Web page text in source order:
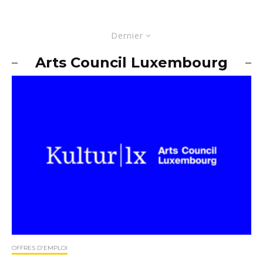
Dernier
Arts Council Luxembourg
OFFRES D'EMPLOI